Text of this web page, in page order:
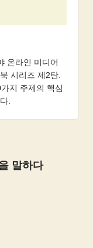
온라인 미디어
시리즈 제2탄.
지 주제의 핵심
.
말하다